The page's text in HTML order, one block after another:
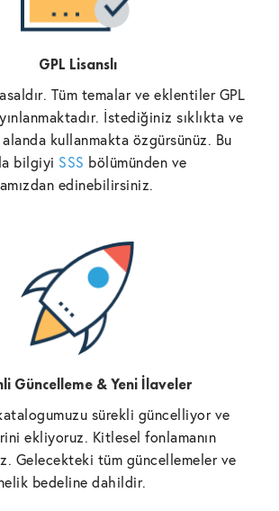
GPL Lisanslı
Tüm temalar ve eklentiler GPL
İstediğiniz sıklıkta ve
kullanmakta özgürsünüz. Bu
bilgiyi SSS bölümünden ve
edinebilirsiniz.
Güncelleme & Yeni İlaveler
sürekli güncelliyor ve
ekliyoruz. Kitlesel fonlamanın
Gelecekteki tüm güncellemeler ve
bedeline dahildir.